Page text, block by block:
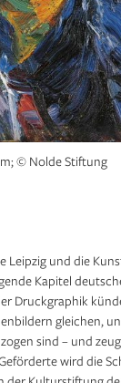
© Nolde Stiftung
Leipzig und die
Kapitel
Druckgraphik
gleichen,
sind – und
wird die